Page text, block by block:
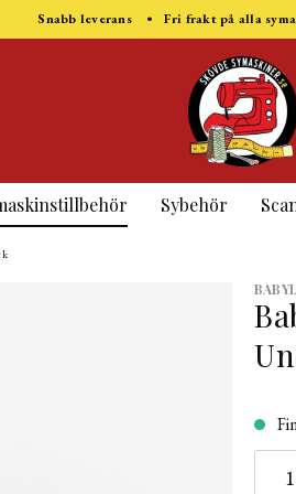
Snabb leverans • Fri frakt på alla
Sybehör